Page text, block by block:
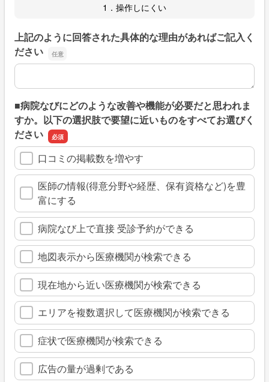
1．操作しにくい
上記のように回答された具体的な理由があればご記入く
ださい
上記のように回答された具体的な理由があればご記入くだ
■病院なびにどのような改善や機能が必要だと思われま
すか。以下の選択肢で要望に近いものをすべてお選びく
ださい
口コミの掲載数を増やす
医師の情報(得意分野や経歴、保有資格など)を豊
富にする
病院なび上で直接 受診予約ができる
地図表示から医療機関が検索できる
現在地から近い医療機関が検索できる
エリアを複数選択して医療機関が検索できる
症状で医療機関が検索できる
広告の量が過剰である